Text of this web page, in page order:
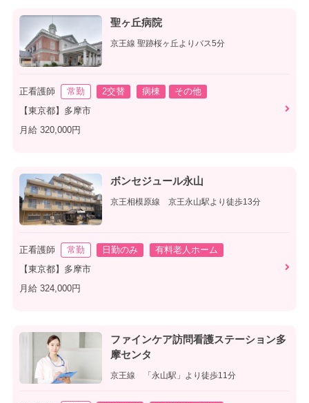
聖ヶ丘病院
京王線 聖跡桜ヶ丘よりバス5分
正看護師 常勤 2交替 病棟
その他
【東京都】多摩市
月給 320,000円
ボンセジュール永山
京王相模原線 京王永山駅より徒歩13分
正看護師 常勤 日勤のみ
有料老人ホーム
【東京都】多摩市
月給 324,000円
ファインケア訪問看護ステーション多
摩センタ
京王線 「永山駅」より徒歩11分